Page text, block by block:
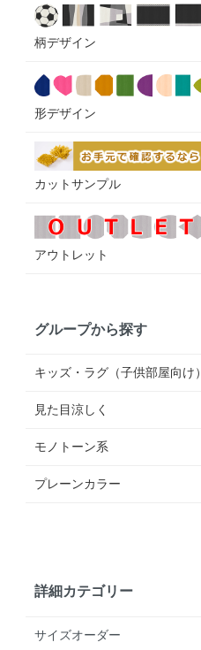
柄デザイン
形デザイン
カットサンプル
アウトレット
グループから探す
キッズ・ラグ（子供部屋向け）
見た目涼しく
モノトーン系
プレーンカラー
詳細カテゴリー
サイズオーダー